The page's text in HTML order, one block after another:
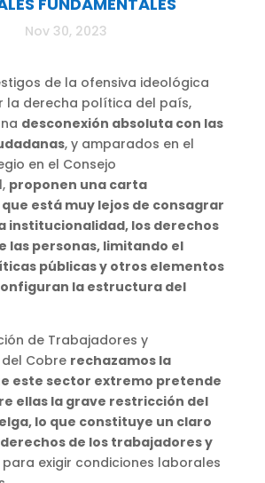
Nov 30, 2023
de la ofensiva ideológica
la derecha política del país,
desconexión absoluta con las
, y amparados en el
en el Consejo
proponen una carta
está muy lejos de consagrar
institucionalidad, los derechos
las personas, limitando el
públicas y otros elementos
la estructura del
de Trabajadores y
Cobre rechazamos la
este sector extremo pretende
ellas la grave restricción del
lo que constituye un claro
de los trabajadores y
exigir condiciones laborales